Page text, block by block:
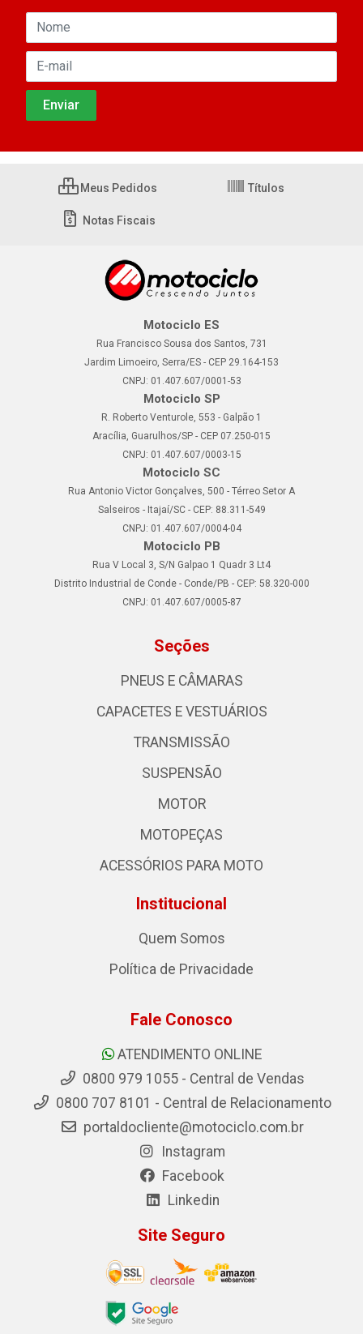
Meus Pedidos Títulos
Notas Fiscais
Motociclo ES
Rua Francisco Sousa dos Santos, 731
Jardim Limoeiro, Serra/ES - CEP 29.164-153
CNPJ: 01.407.607/0001-53
Motociclo SP
R. Roberto Venturole, 553 - Galpão 1
Aracília, Guarulhos/SP - CEP 07.250-015
CNPJ: 01.407.607/0003-15
Motociclo SC
Rua Antonio Victor Gonçalves, 500 - Térreo Setor A
Salseiros - Itajaí/SC - CEP: 88.311-549
CNPJ: 01.407.607/0004-04
Motociclo PB
Rua V Local 3, S/N Galpao 1 Quadr 3 Lt4
Distrito Industrial de Conde - Conde/PB - CEP: 58.320-000
CNPJ: 01.407.607/0005-87
Seções
PNEUS E CÂMARAS
CAPACETES E VESTUÁRIOS
TRANSMISSÃO
SUSPENSÃO
MOTOR
MOTOPEÇAS
ACESSÓRIOS PARA MOTO
Institucional
Quem Somos
Política de Privacidade
Fale Conosco
ATENDIMENTO ONLINE
0800 979 1055 - Central de Vendas
0800 707 8101 - Central de Relacionamento
portaldocliente@motociclo.com.br
Instagram
Facebook
Linkedin
Site Seguro